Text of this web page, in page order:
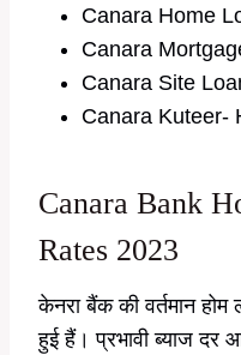
Canara Home
Canara
Canara Site
Canara Kuteer-
Canara Bank
Rates 2023
केनरा बैंक की वर्तमान
हुई हैं। प्रभावी ब्याज दर